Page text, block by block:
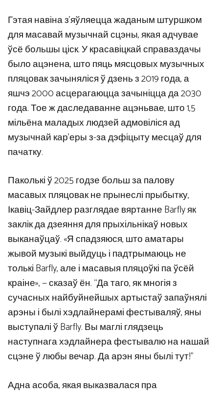
Гэтая навіна з’яўляецца жаданым штуршком
для масавай музычнай сцэны, якая адчувае
ўсё большы ціск. У красавіцкай справаздачы
было ацэнена, што пяць мясцовых музычных
пляцовак зачыняліся ў дзень з 2019 года, а
яшчэ 2000 асцерагаюцца зачыніцца да 2030
года. Тое ж даследаванне ацэньвае, што 1,5
мільёна маладых людзей адмовіліся ад
музычнай кар’еры з-за дэфіцыту месцаў для
пачатку.
Паколькі ў 2025 годзе больш за палову
масавых пляцовак не прынеслі прыбытку,
Ікавіц-Зайдлер разглядае вяртанне Barfly як
заклік да дзеяння для прыхільнікаў новых
выканаўцаў. «Я спадзяюся, што аматары
жывой музыкі выйдуць і падтрымаюць не
толькі Barfly, але і масавыя пляцоўкі па ўсёй
краіне», — сказаў ён. “Да таго, як многія з
сучасных найбуйнейшых артыстаў запаўнялі
арэны і былі хэдлайнерамі фестываляў, яны
выступалі ў Barfly. Вы маглі глядзець
наступнага хэдлайнера фестывалю на нашай
сцэне ў любы вечар. Да арэн яны былі тут!”
Адна асоба, якая выказвалася пра